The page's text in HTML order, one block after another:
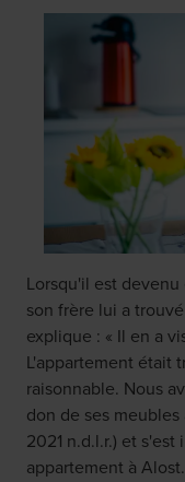
Lorsqu'il est
son frère lui a
explique : « Il en a
L'appartement était
raisonnable. Nous
don de ses
2021 n.d.l.r.) et
appartement à Alost.